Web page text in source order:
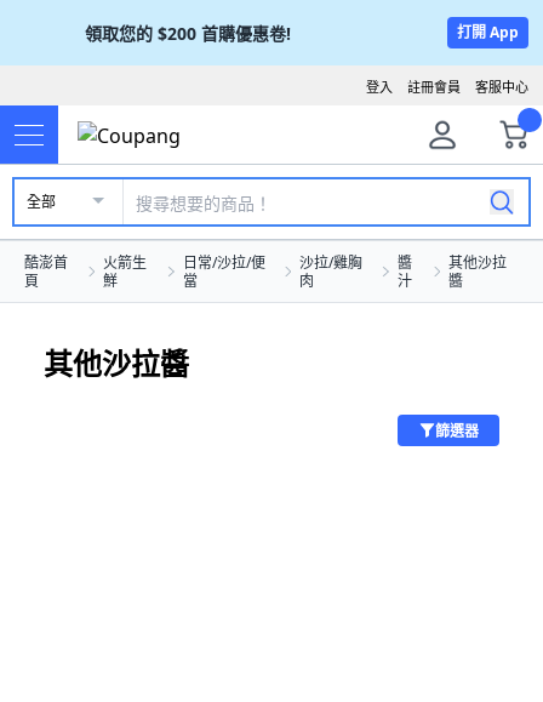
領取您的 $200 首購優惠卷! 打開 App
客服中心
註冊會員
登入
全部
酷澎首
頁
火箭生
鮮
日常/沙拉/便
當
沙拉/雞胸
肉
醬
汁
其他沙拉
醬
其他沙拉醬
篩選器